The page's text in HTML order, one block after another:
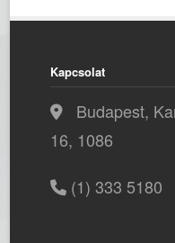
Kapcsolat
Budapest,
16, 1086
(1) 333 5180